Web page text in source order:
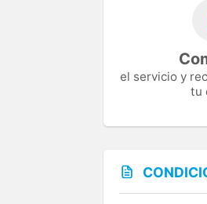
el servicio y
tu